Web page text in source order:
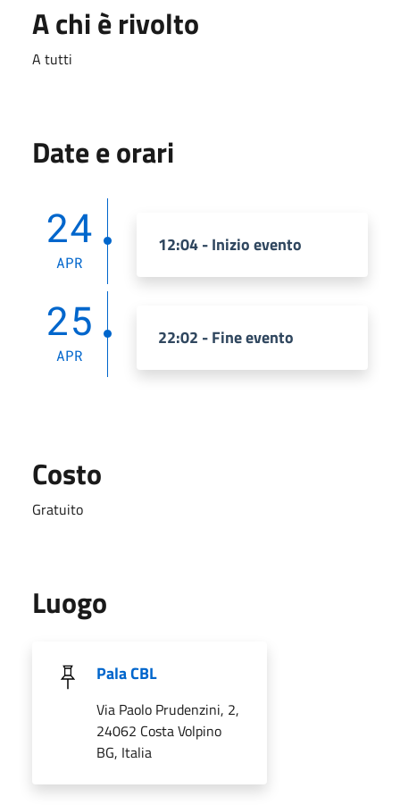
A chi è rivolto
A tutti
Date e orari
24
APR
12:04 - Inizio evento
25
APR
22:02 - Fine evento
Costo
Gratuito
Luogo
Pala CBL
Via Paolo Prudenzini, 2,
24062 Costa Volpino
BG, Italia